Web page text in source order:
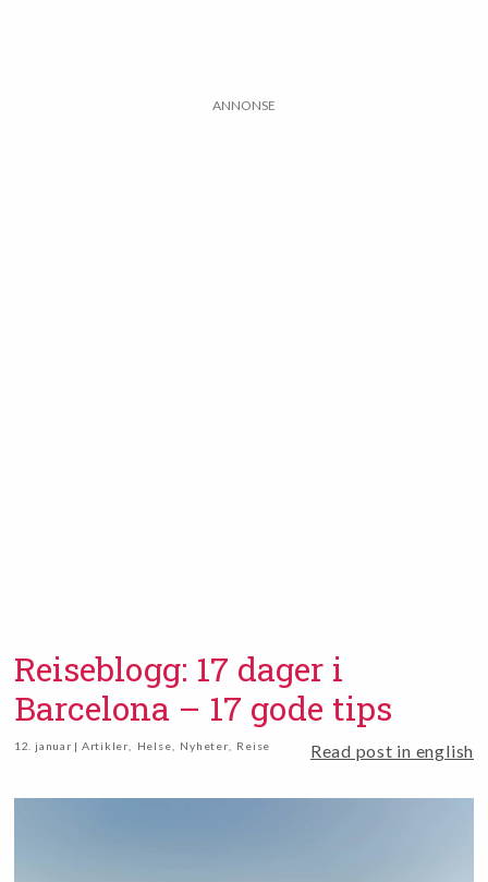
ANNONSE
Reiseblogg: 17 dager i
Barcelona – 17 gode tips
12. januar | Artikler Helse Nyheter Reise Read post in english